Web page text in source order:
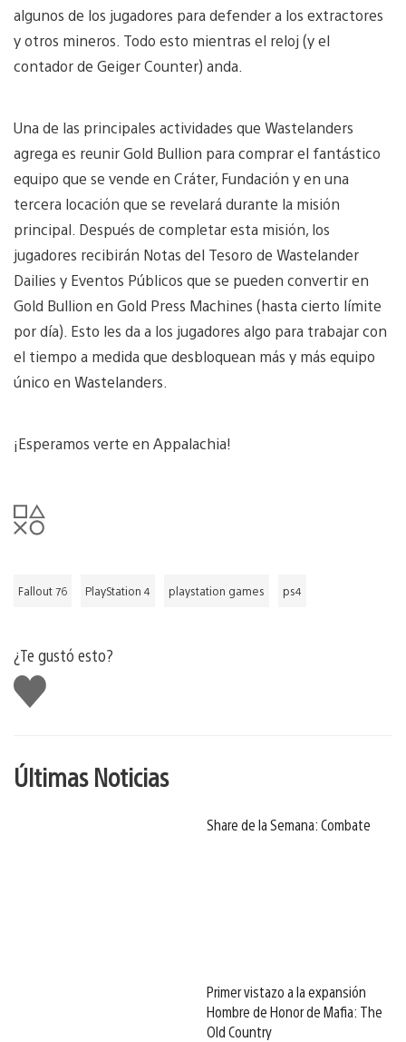
algunos de los jugadores para defender a los extractores
y otros mineros. Todo esto mientras el reloj (y el
contador de Geiger Counter) anda.
Una de las principales actividades que Wastelanders
agrega es reunir Gold Bullion para comprar el fantástico
equipo que se vende en Cráter, Fundación y en una
tercera locación que se revelará durante la misión
principal. Después de completar esta misión, los
jugadores recibirán Notas del Tesoro de Wastelander
Dailies y Eventos Públicos que se pueden convertir en
Gold Bullion en Gold Press Machines (hasta cierto límite
por día). Esto les da a los jugadores algo para trabajar con
el tiempo a medida que desbloquean más y más equipo
único en Wastelanders.
¡Esperamos verte en Appalachia!
Fallout 76 PlayStation 4 playstation games ps4
¿Te gustó esto?
Me
gusta
Últimas Noticias
Share de la Semana: Combate
Primer vistazo a la expansión
Hombre de Honor de Mafia: The
Old Country